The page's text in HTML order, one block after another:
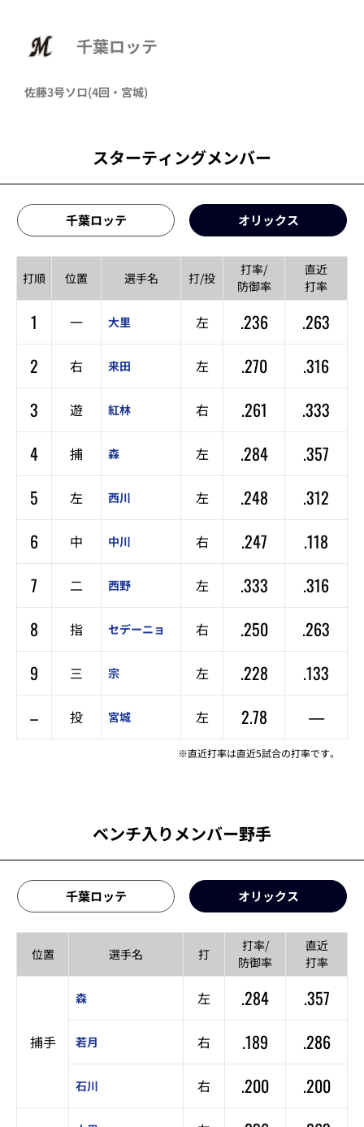
千葉ロッテ
佐藤3号ソロ(4回・ 宮城)
スターティングメンバー
千葉ロッテ オリックス
打順 位置 選手名 打/投
打率/
防御率
直近
打率
1 一 大里 左 .236
.263
2
右 来田 左 .270
.316
3
遊 紅林 右 .261
.333
4
捕 森 左 .284
.357
5
左 西川 左 .248
.312
6
中 中川 右 .247
.118
7
二 西野 左 .333
.316
8
指 セデーニョ 右 .250
.263
9
三 宗 左 .228
.133
–
投 宮城 左 2.78 —
※直近打率は直近5試合の打率です。
ベンチ入りメンバー野手
千葉ロッテ オリックス
位置 選手名 打
打率/
防御率
直近
打率
捕手
森 左 .284 .357
若月 右 .189 .286
石川 右 .200 .200